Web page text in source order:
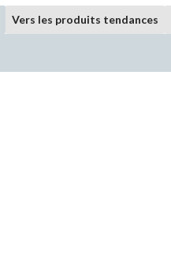
Vers les produits tendances